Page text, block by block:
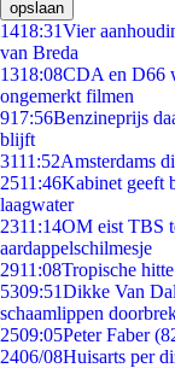
opslaan
1418:31Vier
van Breda
1318:08CDA en D66
ongemerkt filmen
917:56Benzineprijs
blijft
3111:52Amsterdams
2511:46Kabinet geeft
laagwater
2311:14OM eist TBS
aardappelschilmesje
2911:08Tropische
5309:51Dikke Van
schaamlippen
2509:05Peter Faber
2406/08Huisarts per